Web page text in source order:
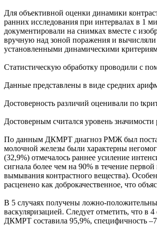
Для объективной оценки динамики
ранних исследования при интервалах в 1
документировали на снимках вместе с
вручную над зоной поражения и вычисляли
установленными динамическими
Статистическую обработку проводили с
Данные представлены в виде средних
Достоверность различий оценивали по
Достоверным считался уровень
По данным ДКМРТ диагноз РМЖ был
молочной железы были характерны
(32,9%) отмечалось раннее усиление
сигнала более чем на 90% в течение
вымывания контрастного вещества).
расценено как доброкачественное, что
В 5 случаях получены ложно-
васкуляризацией. Следует отметить, что в
ДКМРТ составила 95,9%, специфичность